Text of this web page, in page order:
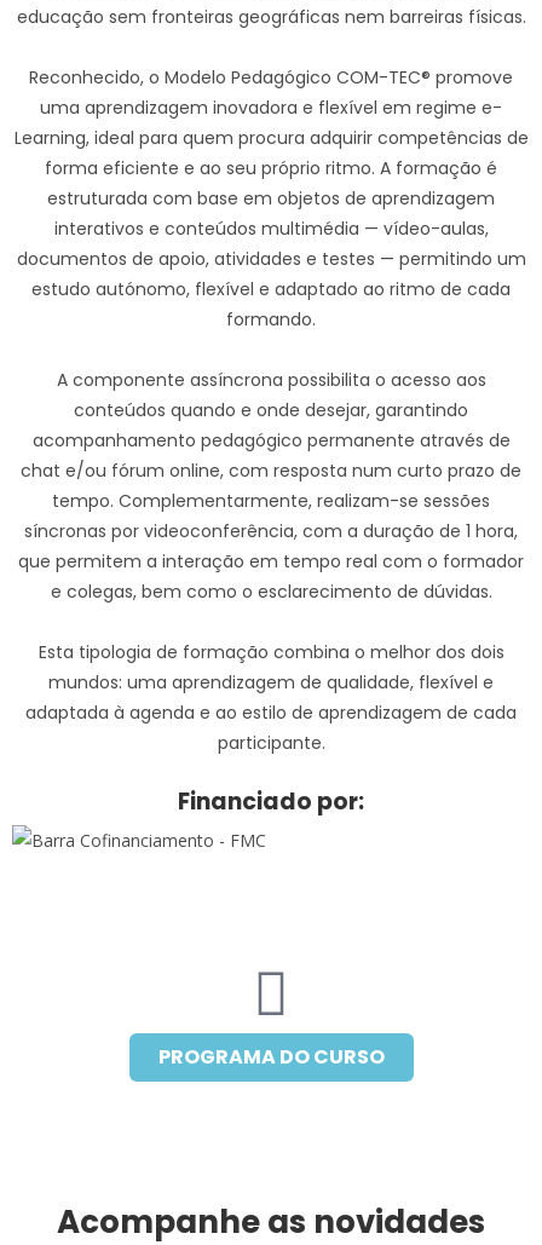
educação sem fronteiras geográficas nem barreiras físicas.
Reconhecido, o Modelo Pedagógico COM-TEC® promove
uma aprendizagem inovadora e flexível em regime e-
Learning, ideal para quem procura adquirir competências de
forma eficiente e ao seu próprio ritmo. A formação é
estruturada com base em objetos de aprendizagem
interativos e conteúdos multimédia — vídeo-aulas,
documentos de apoio, atividades e testes — permitindo um
estudo autónomo, flexível e adaptado ao ritmo de cada
formando.
A componente assíncrona possibilita o acesso aos
conteúdos quando e onde desejar, garantindo
acompanhamento pedagógico permanente através de
chat e/ou fórum online, com resposta num curto prazo de
tempo. Complementarmente, realizam-se sessões
síncronas por videoconferência, com a duração de 1 hora,
que permitem a interação em tempo real com o formador
e colegas, bem como o esclarecimento de dúvidas.
Esta tipologia de formação combina o melhor dos dois
mundos: uma aprendizagem de qualidade, flexível e
adaptada à agenda e ao estilo de aprendizagem de cada
participante.
Financiado por:
PROGRAMA DO CURSO
Acompanhe as novidades